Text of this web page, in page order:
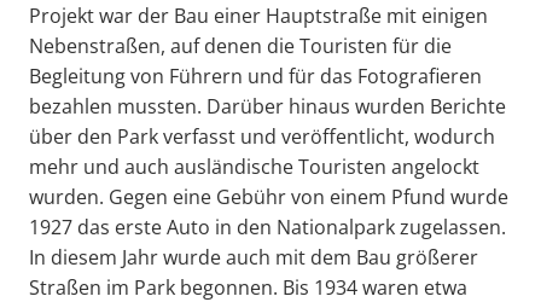
Projekt war der Bau einer Hauptstraße mit einigen
Nebenstraßen, auf denen die Touristen für die
Begleitung von Führern und für das Fotografieren
bezahlen mussten. Darüber hinaus wurden Berichte
über den Park verfasst und veröffentlicht, wodurch
mehr und auch ausländische Touristen angelockt
wurden. Gegen eine Gebühr von einem Pfund wurde
1927 das erste Auto in den Nationalpark zugelassen.
In diesem Jahr wurde auch mit dem Bau größerer
Straßen im Park begonnen. Bis 1934 waren etwa